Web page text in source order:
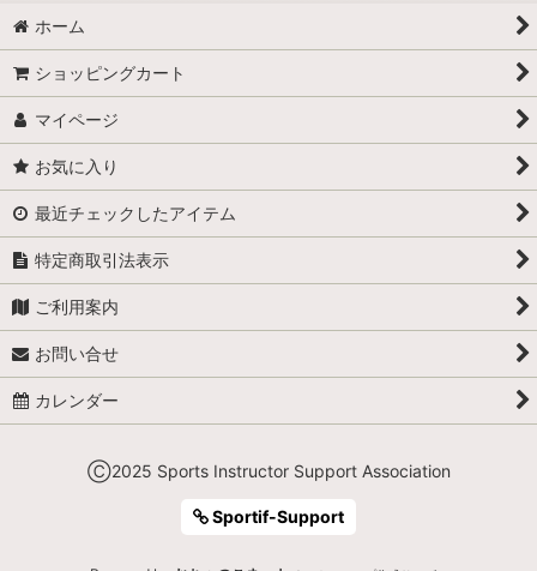
ホーム
ショッピングカート
マイページ
お気に入り
最近チェックしたアイテム
特定商取引法表示
ご利用案内
お問い合せ
カレンダー
Ⓒ2025 Sports Instructor Support Association
Sportif-Support